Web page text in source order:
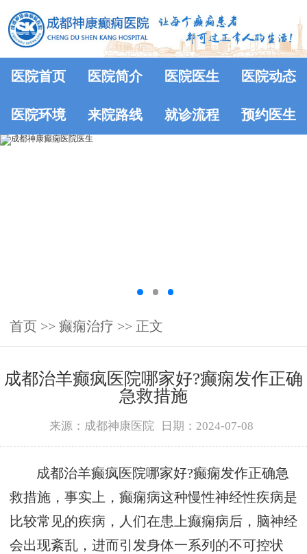
医院首页 医院简介 医院医生 医院动态
医院环境 来院路线 就诊流程 预约医生
首页 >> 癫痫治疗 >> 正文
成都治羊癫疯医院哪家好?癫痫发作正确
急救措施
来源：成都神康医院 日期：2024-07-08
成都治羊癫疯医院哪家好?癫痫发作正确急
救措施，事实上，癫痫病这种慢性神经性疾病是
比较常见的疾病，人们在患上癫痫病后，脑神经
会出现紊乱，进而引发身体一系列的不可控状